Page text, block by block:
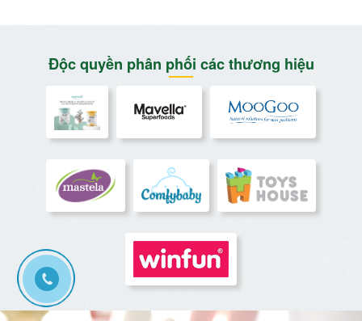
Độc quyền phân phối các thương hiệu